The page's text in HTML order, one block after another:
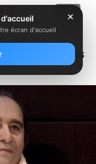
grata dans
✕
écran d'accueil